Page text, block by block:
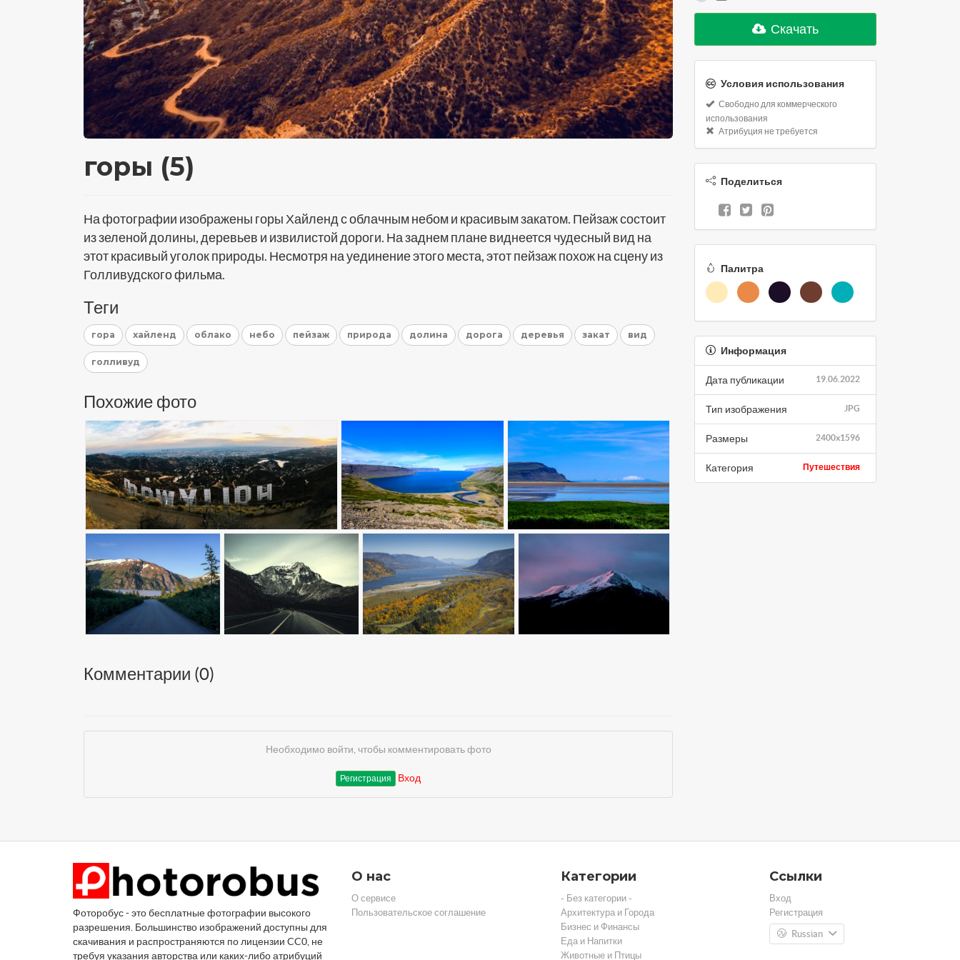
горы (5)
На фотографии изображены горы Хайленд с облачным небом и красивым закатом. Пейзаж состоит
из зеленой долины, деревьев и извилистой дороги. На заднем плане виднеется чудесный вид на
этот красивый уголок природы. Несмотря на уединение этого места, этот пейзаж похож на сцену из
Голливудского фильма.
Теги
гора хайленд облако небо пейзаж природа долина дорога деревья закат вид
голливуд
Похожие фото
Комментарии (0)
Необходимо войти, чтобы комментировать фото
Регистрация Вход
Скачать
Условия использования
Свободно для коммерческого
использования
Атрибуция не требуется
Поделиться
Палитра
Информация
19.06.2022
Дата публикации
JPG
Тип изображения
2400x1596
Размеры
Путешествия
Категория
Фоторобус - это бесплатные фотографии высокого
разрешения. Большинство изображений доступны для
скачивания и распространяются по лицензии CC0, не
требуя указания авторства или каких-либо атрибуций
О нас
О сервисе
Пользовательское соглашение
Категории
- Без категории -
Архитектура и Города
Бизнес и Финансы
Еда и Напитки
Животные и Птицы
Ссылки
Вход
Регистрация
Russian